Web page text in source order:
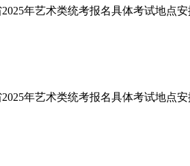
年艺术类统考报名具体考试地点安
年艺术类统考报名具体考试地点安